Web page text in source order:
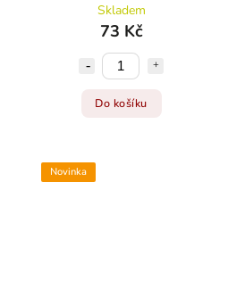
Skladem
73 Kč
Do košíku
Novinka